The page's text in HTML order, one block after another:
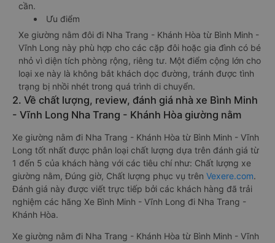
cần.
Ưu điểm
Xe giường nằm đôi đi Nha Trang - Khánh Hòa từ Bình Minh -
Vĩnh Long này phù hợp cho các cặp đôi hoặc gia đình có bé
nhỏ vì diện tích phòng rộng, riêng tư. Một điểm cộng lớn cho
loại xe này là không bắt khách dọc đường, tránh được tình
trạng bị nhồi nhét trong quá trình di chuyển.
2. Về chất lượng, review, đánh giá nhà xe Bình Minh
- Vĩnh Long Nha Trang - Khánh Hòa giường nằm
Xe giường nằm đi Nha Trang - Khánh Hòa từ Bình Minh - Vĩnh
Long tốt nhất được phân loại chất lượng dựa trên đánh giá từ
1 đến 5 của khách hàng với các tiêu chí như: Chất lượng xe
giường nằm, Đúng giờ, Chất lượng phục vụ trên Vexere.com.
Đánh giá này được viết trực tiếp bởi các khách hàng đã trải
nghiệm các hãng Xe Bình Minh - Vĩnh Long đi Nha Trang -
Khánh Hòa.
Xe giường nằm đi Nha Trang - Khánh Hòa từ Bình Minh - Vĩnh